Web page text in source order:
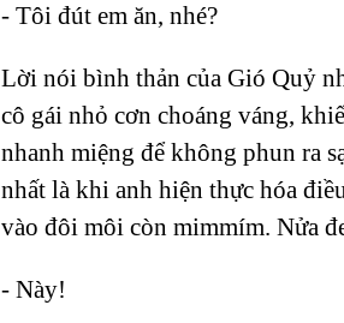
- Tôi đút em ăn, nhé?
Lời nói bình thản của Gió Quỷ
cô gái nhỏ cơn choáng váng,
nhanh miệng để không phun ra
nhất là khi anh hiện thực hóa
vào đôi môi còn mimmím. Nửa
- Này!